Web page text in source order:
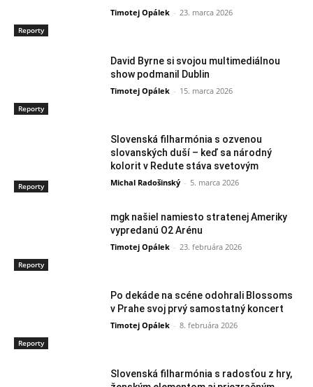
Reporty
Timotej Opálek - 23. marca 2026
Reporty
David Byrne si svojou multimediálnou
show podmanil Dublin
Timotej Opálek - 15. marca 2026
Reporty
Slovenská filharmónia s ozvenou
slovanských duší – keď sa národný
kolorit v Redute stáva svetovým
Michal Radošinský - 5. marca 2026
Reporty
mgk našiel namiesto stratenej Ameriky
vypredanú O2 Arénu
Timotej Opálek - 23. februára 2026
Reporty
Po dekáde na scéne odohrali Blossoms
v Prahe svoj prvý samostatný koncert
Timotej Opálek - 8. februára 2026
Slovenská filharmónia s radosťou z hry,